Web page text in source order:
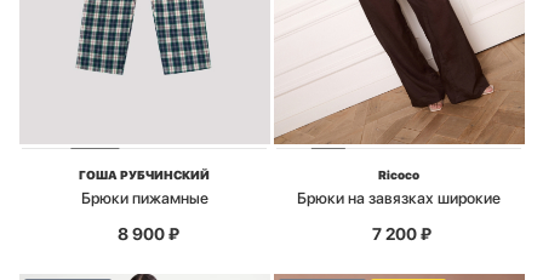
ГОША РУБЧИНСКИЙ
Брюки пижамные
8 900₽
Ricoco
Брюки на завязках широкие
7 200₽